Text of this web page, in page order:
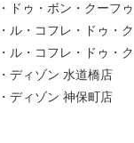
・
ドゥ・ボン・クーフ
・ ル・コフレ・ドゥ・
・ ル・コフレ・ドゥ・
・ ディゾン 水道橋店
・ディゾン 神保町店